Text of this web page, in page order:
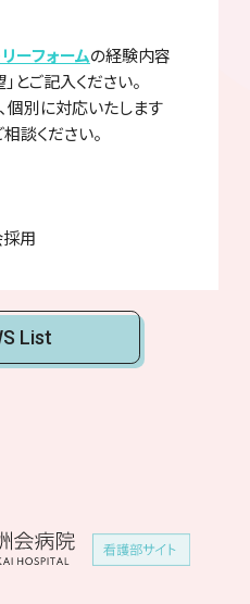
ーフォームの経験内容
とご記入ください。
個別に対応いたします
談ください。
List